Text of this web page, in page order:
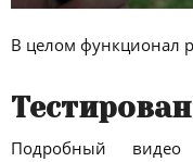
В целом функционал
Подробный